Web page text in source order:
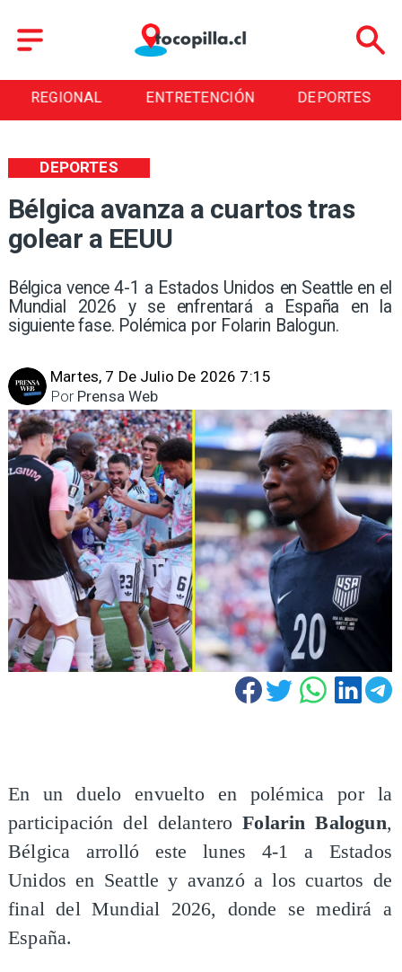
ENTRETENCIÓN DEPORTES
Bélgica avanza a cuartos tras
golear a EEUU
Bélgica vence 4-1 a Estados Unidos en Seattle en el
Mundial 2026 y se enfrentará a España en la
siguiente fase. Polémica por Folarin Balogun.
DEPORTES
Martes, 7 De Julio De 2026 7:15
Prensa Web
Por
En un duelo envuelto en polémica por la
participación del delanteroFolarin Balogun,
Bélgica arrolló este lunes 4-1 a Estados
Unidos en Seattle y avanzó a los cuartos de
final del Mundial 2026, donde se medirá a
España.